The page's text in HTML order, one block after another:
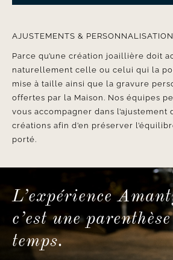
AJUSTEMENTS & PERSONNALISATION
Parce qu’une création joaillière doit
naturellement celle ou celui qui la
mise à taille ainsi que la gravure
offertes par la Maison. Nos équipes
vous accompagner dans l’ajustement
créations afin d’en préserver
porté.
L’expérience
c’est une
temps.